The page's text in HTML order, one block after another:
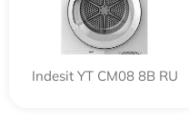
Indesit YT CM08 8B RU